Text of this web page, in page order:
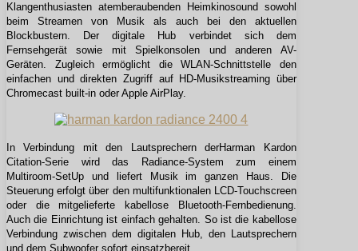
Klangenthusiasten atemberaubenden Heimkinosound sowohl
beim Streamen von Musik als auch bei den aktuellen
Blockbustern. Der digitale Hub verbindet sich dem
Fernsehgerät sowie mit Spielkonsolen und anderen AV-
Geräten. Zugleich ermöglicht die WLAN-Schnittstelle den
einfachen und direkten Zugriff auf HD-Musikstreaming über
Chromecast built-in oder Apple AirPlay.
In Verbindung mit den Lautsprechern derHarman Kardon
Citation-Serie wird das Radiance-System zum einem
Multiroom-SetUp und liefert Musik im ganzen Haus. Die
Steuerung erfolgt über den multifunktionalen LCD-Touchscreen
oder die mitgelieferte kabellose Bluetooth-Fernbedienung.
Auch die Einrichtung ist einfach gehalten. So ist die kabellose
Verbindung zwischen dem digitalen Hub, den Lautsprechern
und dem Subwoofer sofort einsatzbereit.